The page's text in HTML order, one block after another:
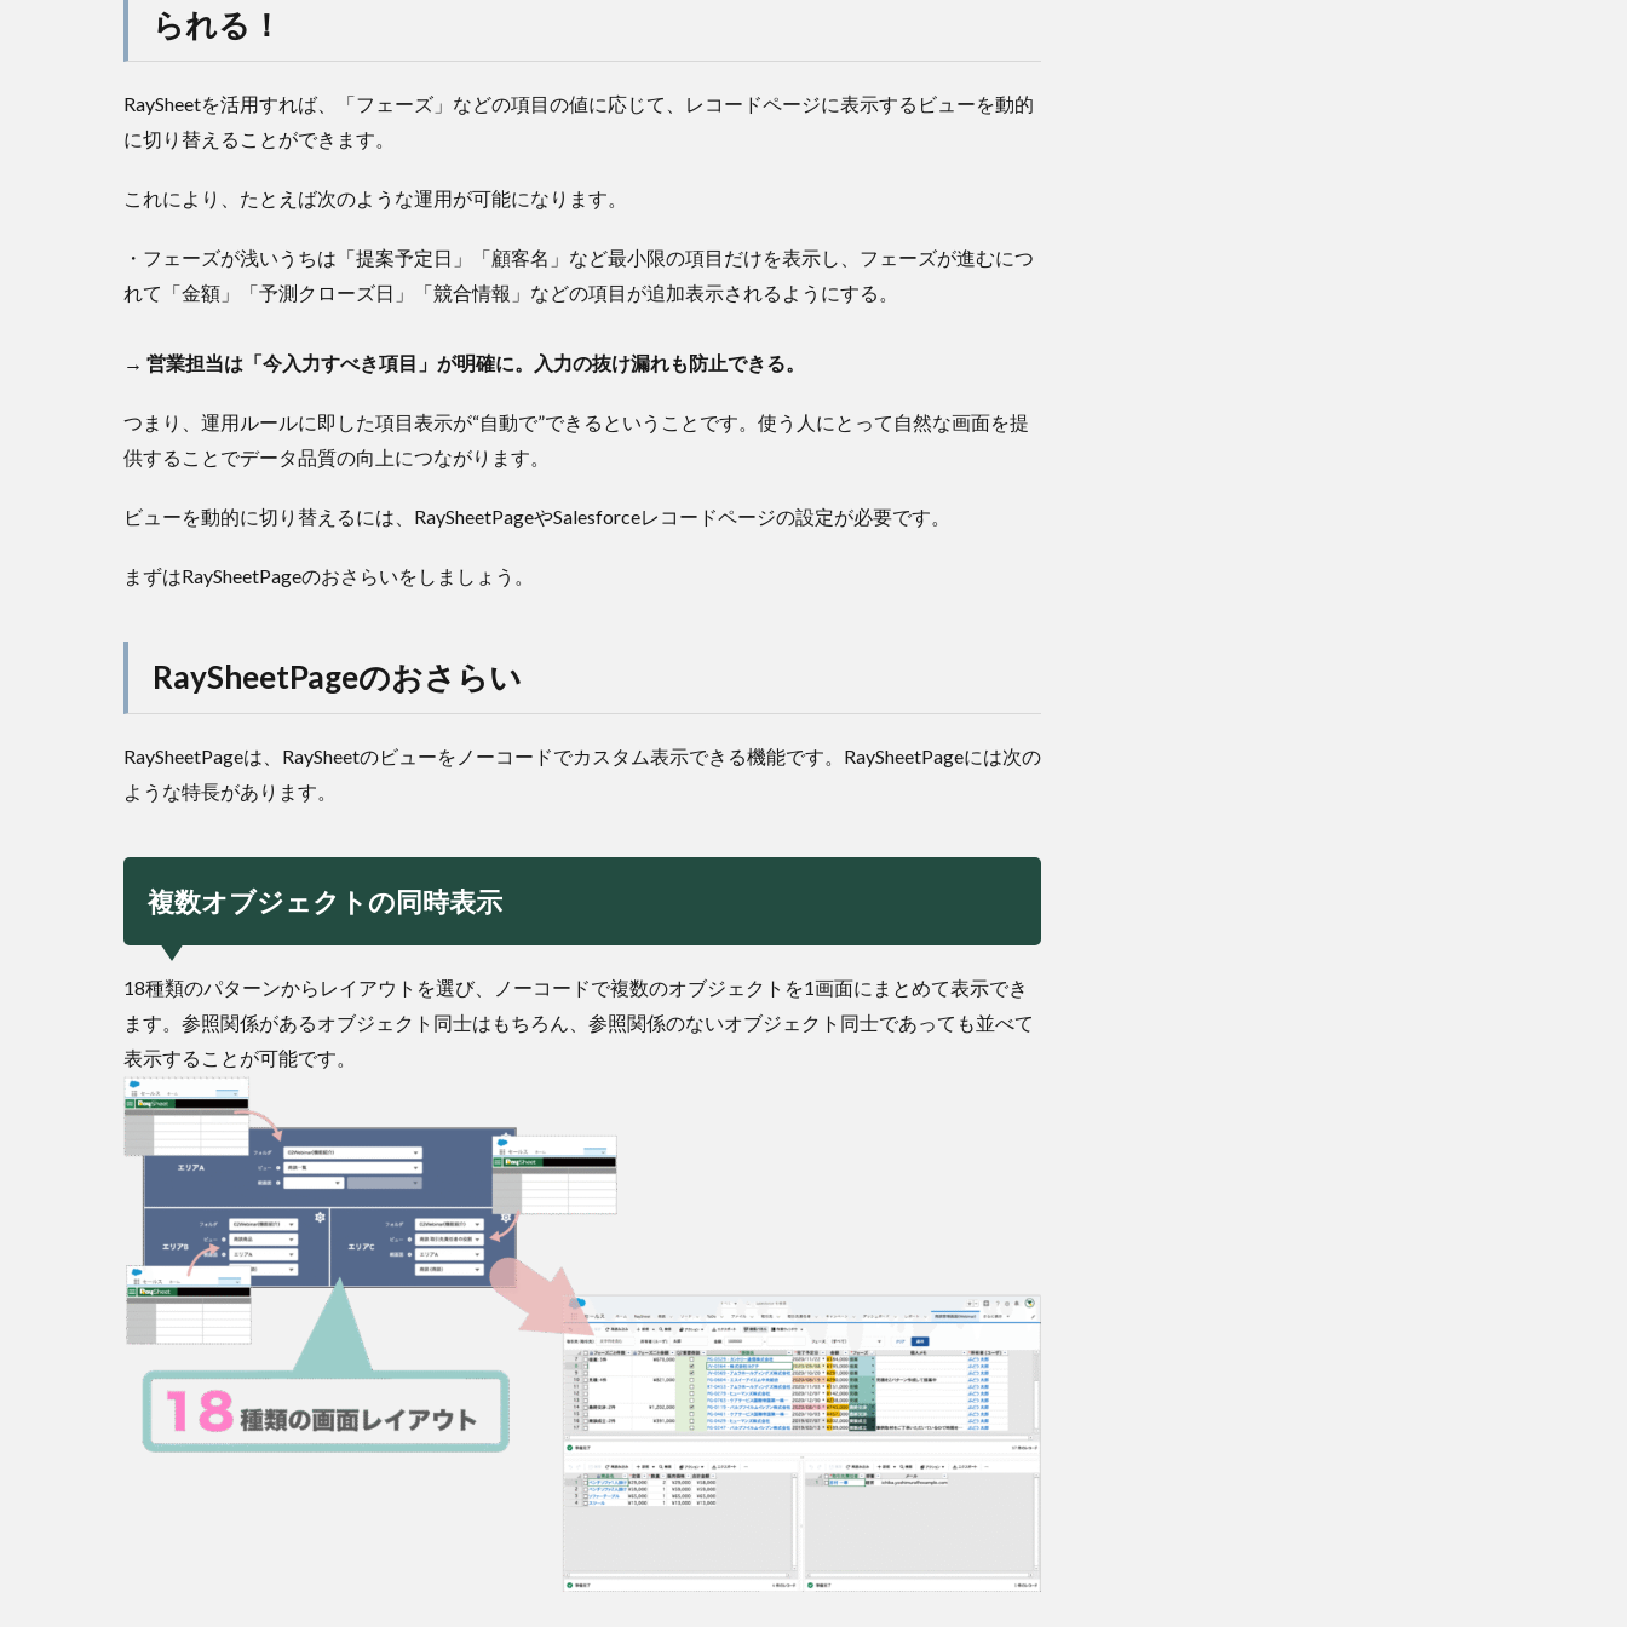
られる！
RaySheetを活用すれば、「フェーズ」などの項目の値に応じて、レコードページに表示するビューを動的
に切り替えることができます。
これにより、たとえば次のような運用が可能になります。
・フェーズが浅いうちは「提案予定日」「顧客名」など最小限の項目だけを表示し、フェーズが進むにつ
れて「金額」「予測クローズ日」「競合情報」などの項目が追加表示されるようにする。
→ 営業担当は「今入力すべき項目」が明確に。入力の抜け漏れも防止できる。
つまり、運用ルールに即した項目表示が“自動で”できるということです。使う人にとって自然な画面を提
供することでデータ品質の向上につながります。
ビューを動的に切り替えるには、RaySheetPageやSalesforceレコードページの設定が必要です。
まずはRaySheetPageのおさらいをしましょう。
RaySheetPageのおさらい
RaySheetPageは、RaySheetのビューをノーコードでカスタム表示できる機能です。RaySheetPageには次の
ような特長があります。
複数オブジェクトの同時表示
18種類のパターンからレイアウトを選び、ノーコードで複数のオブジェクトを1画面にまとめて表示でき
ます。参照関係があるオブジェクト同士はもちろん、参照関係のないオブジェクト同士であっても並べて
表示することが可能です。